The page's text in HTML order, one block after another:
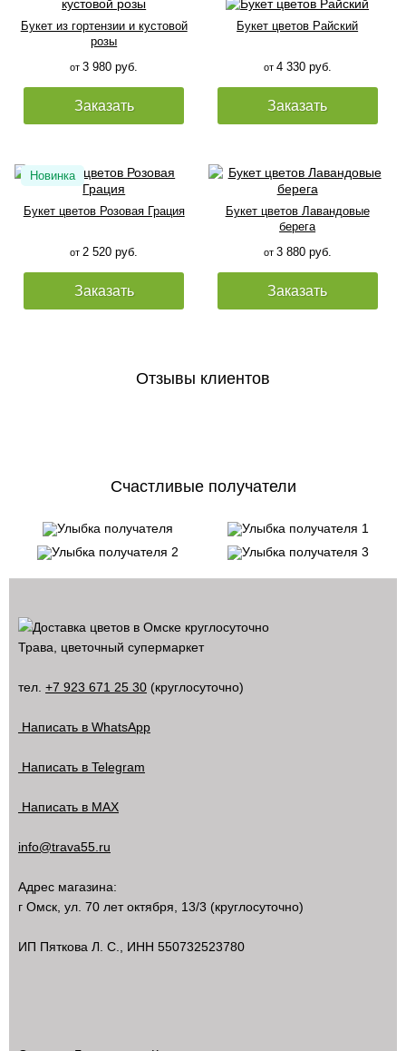
Букет из гортензии и кустовой
розы
от3 980 руб.
Заказать
Букет цветов Райский
от 4 330 руб.
Заказать
Букет цветов Розовая Грация
от 2 520 руб.
Заказать
Букет цветов Лавандовые
берега
от 3 880 руб.
Заказать
Отзывы клиентов
Счастливые получатели
Трава, цветочный супермаркет
тел. +7 923 671 25 30 (круглосуточно)
Написать в WhatsApp
Написать в Telegram
Написать в MAX
info@trava55.ru
Адрес магазина:
г Омск ул. 70 лет октября, 13/3 (круглосуточно)
ИП Пяткова Л. С., ИНН 550732523780